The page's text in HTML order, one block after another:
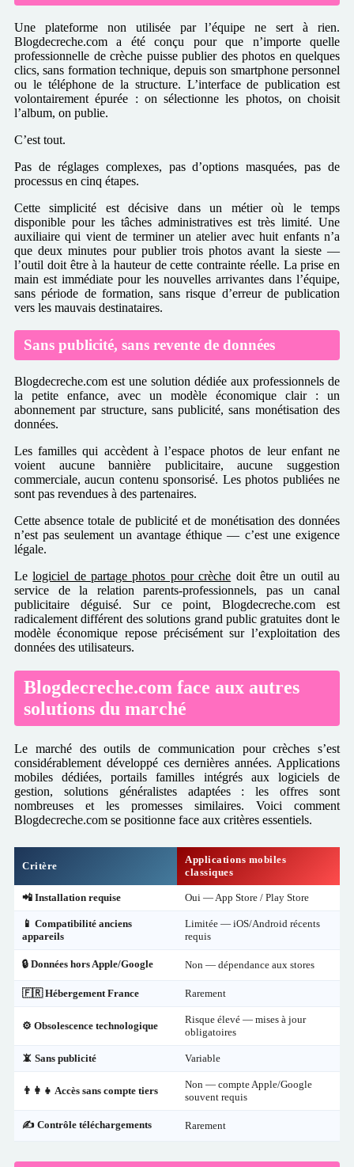
Une plateforme non utilisée par l’équipe ne sert à rien.
Blogdecreche.com a été conçu pour que n’importe quelle
professionnelle de crèche puisse publier des photos en quelques
clics, sans formation technique, depuis son smartphone personnel
ou le téléphone de la structure. L’interface de publication est
volontairement épurée : on sélectionne les photos, on choisit
l’album, on publie.
C’est tout.
Pas de réglages complexes, pas d’options masquées, pas de
processus en cinq étapes.
Cette simplicité est décisive dans un métier où le temps
disponible pour les tâches administratives est très limité. Une
auxiliaire qui vient de terminer un atelier avec huit enfants n’a
que deux minutes pour publier trois photos avant la sieste —
l’outil doit être à la hauteur de cette contrainte réelle. La prise en
main est immédiate pour les nouvelles arrivantes dans l’équipe,
sans période de formation, sans risque d’erreur de publication
vers les mauvais destinataires.
Sans publicité, sans revente de données
Blogdecreche.com est une solution dédiée aux professionnels de
la petite enfance, avec un modèle économique clair : un
abonnement par structure, sans publicité, sans monétisation des
données.
Les familles qui accèdent à l’espace photos de leur enfant ne
voient aucune bannière publicitaire, aucune suggestion
commerciale, aucun contenu sponsorisé. Les photos publiées ne
sont pas revendues à des partenaires.
Cette absence totale de publicité et de monétisation des données
n’est pas seulement un avantage éthique — c’est une exigence
légale.
Lelogiciel de partage photos pour crèche doit être un outil au
service de la relation parents-professionnels, pas un canal
publicitaire déguisé. Sur ce point, Blogdecreche.com est
radicalement différent des solutions grand public gratuites dont le
modèle économique repose précisément sur l’exploitation des
données des utilisateurs.
Blogdecreche.com face aux autres
solutions du marché
Le marché des outils de communication pour crèches s’est
considérablement développé ces dernières années. Applications
mobiles dédiées, portails familles intégrés aux logiciels de
gestion, solutions généralistes adaptées : les offres sont
nombreuses et les promesses similaires. Voici comment
Blogdecreche.com se positionne face aux critères essentiels.
Critère
Applications mobiles
classiques
📲 Installation requise Oui — App Store / Play Store
📱 Compatibilité anciens
appareils
Limitée — iOS/Android récents
requis
🔒 Données hors Apple/Google Non — dépendance aux stores
🇫🇷 Hébergement France Rarement
⚙️ Obsolescence technologique
Risque élevé — mises à jour
obligatoires
📵 Sans publicité Variable
👨‍👩‍👧 Accès sans compte tiers
Non — compte Apple/Google
souvent requis
✍️ Contrôle téléchargements Rarement